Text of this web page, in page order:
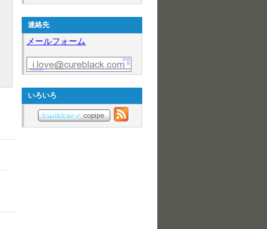
連絡先
メールフォーム
いろいろ